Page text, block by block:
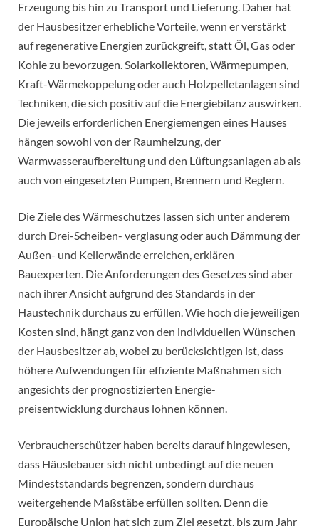
Erzeugung bis hin zu Transport und Lieferung. Daher hat
der Hausbesitzer erhebliche Vorteile, wenn er verstärkt
auf regenerative Energien zurückgreift, statt Öl, Gas oder
Kohle zu bevorzugen. Solarkollektoren, Wärmepumpen,
Kraft-Wärmekoppelung oder auch Holzpelletanlagen sind
Techniken, die sich positiv auf die Energiebilanz auswirken.
Die jeweils erforderlichen Energiemengen eines Hauses
hängen sowohl von der Raumheizung, der
Warmwasseraufbereitung und den Lüftungsanlagen ab als
auch von eingesetzten Pumpen, Brennern und Reglern.
Die Ziele des Wärmeschutzes lassen sich unter anderem
durch Drei-Scheiben- verglasung oder auch Dämmung der
Außen- und Kellerwände erreichen, erklären
Bauexperten. Die Anforderungen des Gesetzes sind aber
nach ihrer Ansicht aufgrund des Standards in der
Haustechnik durchaus zu erfüllen. Wie hoch die jeweiligen
Kosten sind, hängt ganz von den individuellen Wünschen
der Hausbesitzer ab, wobei zu berücksichtigen ist, dass
höhere Aufwendungen für effiziente Maßnahmen sich
angesichts der prognostizierten Energie-
preisentwicklung durchaus lohnen können.
Verbraucherschützer haben bereits darauf hingewiesen,
dass Häuslebauer sich nicht unbedingt auf die neuen
Mindeststandards begrenzen, sondern durchaus
weitergehende Maßstäbe erfüllen sollten. Denn die
Europäische Union hat sich zum Ziel gesetzt, bis zum Jahr